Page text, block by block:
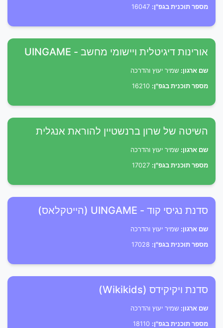
מספר תוכנית בגפ"ן:
אורינות דיגיטלית ויישומי מחשב - UINGAME
שם ארגון: שמיר יעוץ והדרכה
מספר תוכנית בגפ"ן:
השיטה של שרון ברנשטיין להוראת אנגלית
שם ארגון: שמיר יעוץ והדרכה
מספר תוכנית בגפ"ן:
סדנת נגיסי קוד - UINGAME (הייטקלאס)
שם ארגון: שמיר יעוץ והדרכה
מספר תוכנית בגפ"ן:
סדנת ויקיקידס (Wikikids)
שם ארגון: שמיר יעוץ והדרכה
מספר תוכנית בגפ"ן: